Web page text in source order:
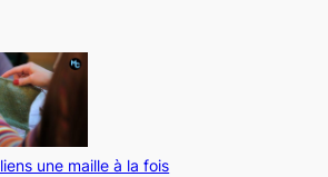
une maille à la fois